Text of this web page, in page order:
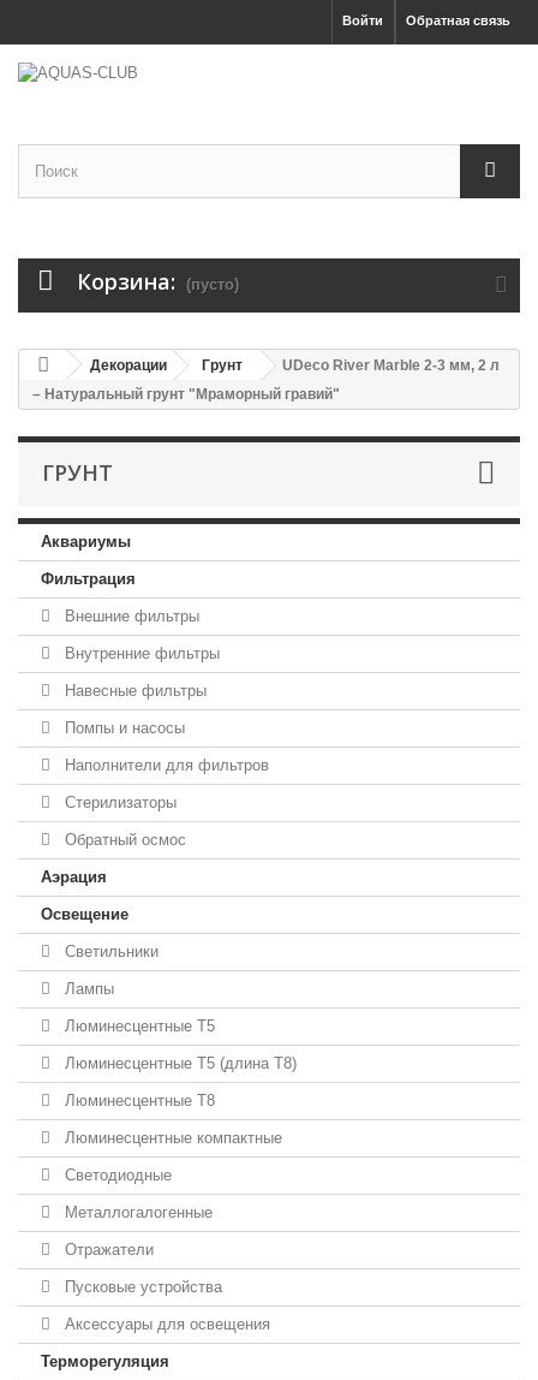
Обратная связь
Войти
Корзина: (пусто)
Декорации Грунт
UDeco River Marble 2-3 мм, 2 л
– Натуральный грунт "Мраморный гравий"
ГРУНТ
Аквариумы
Фильтрация
Внешние фильтры
Внутренние фильтры
Навесные фильтры
Помпы и насосы
Наполнители для фильтров
Стерилизаторы
Обратный осмос
Аэрация
Освещение
Светильники
Лампы
Люминесцентные T5
Люминесцентные T5 (длина T8)
Люминесцентные T8
Люминесцентные компактные
Светодиодные
Металлогалогенные
Отражатели
Пусковые устройства
Аксессуары для освещения
Терморегуляция